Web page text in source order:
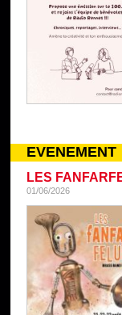
EVENEMENT
LES
01/06/2026